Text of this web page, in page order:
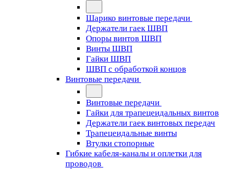
Шарико винтовые передачи
Держатели гаек ШВП
Опоры винтов ШВП
Винты ШВП
Гайки ШВП
ШВП с обработкой концов
Винтовые передачи
Винтовые передачи
Гайки для трапецеидальных винтов
Держатели гаек винтовых передач
Трапецеидальные винты
Втулки стопорные
Гибкие кабеля-каналы и оплетки для
проводов